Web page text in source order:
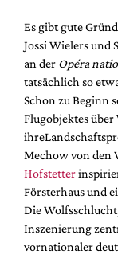
Service
Shop / Abo
Newsletter
Redaktion
Autor:innen
Partner
Mediadaten
Suche
Es gibt gute
Jossi Wielers und
an der Opéra
tatsächlich so
Schon zu Beginn
Flugobjektes
Mechow von den
Hofstetter
Försterhaus und
Die
Inszenierung
vornationaler